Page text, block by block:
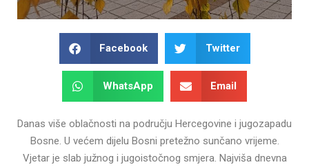
Facebook Twitter
WhatsApp Email
Danas više oblačnosti na području Hercegovine i jugozapadu
Bosne. U većem dijelu Bosni pretežno sunčano vrijeme.
Vjetar je slab južnog i jugoistočnog smjera. Najviša dnevna